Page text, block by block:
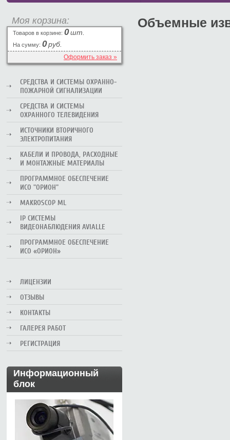
Объемные
Моя корзина:
Товаров в корзине: 0шт.
На сумму: 0руб.
Оформить заказ »
СРЕДСТВА И СИСТЕМЫ ОХРАННО-
ПОЖАРНОЙ СИГНАЛИЗАЦИИ
СРЕДСТВА И СИСТЕМЫ
ОХРАННОГО ТЕЛЕВИДЕНИЯ
ИСТОЧНИКИ ВТОРИЧНОГО
ЭЛЕКТРОПИТАНИЯ
КАБЕЛИ И ПРОВОДА, РАСХОДНЫЕ
И МОНТАЖНЫЕ МАТЕРИАЛЫ
ПРОГРАММНОЕ ОБЕСПЕЧЕНИЕ
ИСО "ОРИОН"
MAKROSCOP ML
IP СИСТЕМЫ
ВИДЕОНАБЛЮДЕНИЯ AVIALLE
ПРОГРАММНОЕ ОБЕСПЕЧЕНИЕ
ИСО «ОРИОН»
ЛИЦЕНЗИИ
ОТЗЫВЫ
КОНТАКТЫ
ГАЛЕРЕЯ РАБОТ
РЕГИСТРАЦИЯ
Информационный
блок